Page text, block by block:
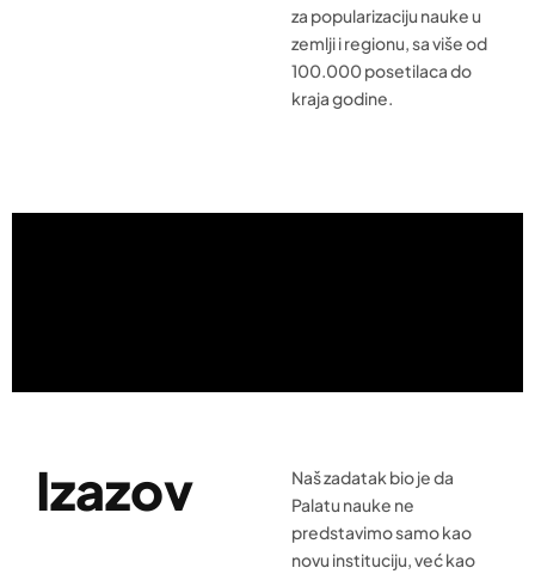
za popularizaciju nauke u
zemlji i regionu, sa više od
100.000 posetilaca do
kraja godine.
Izazov
Naš zadatak bio je da
Palatu nauke ne
predstavimo samo kao
novu instituciju, već kao